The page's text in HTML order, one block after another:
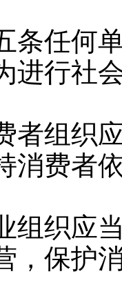
任何单
进行社
组织应
消费者
织应当
，保护